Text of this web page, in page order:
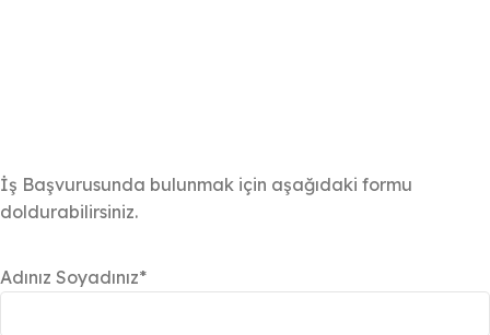
İş Başvurusunda bulunmak için aşağıdaki formu
doldurabilirsiniz.
Adınız Soyadınız*